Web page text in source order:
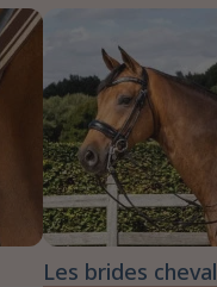
Les brides cheval